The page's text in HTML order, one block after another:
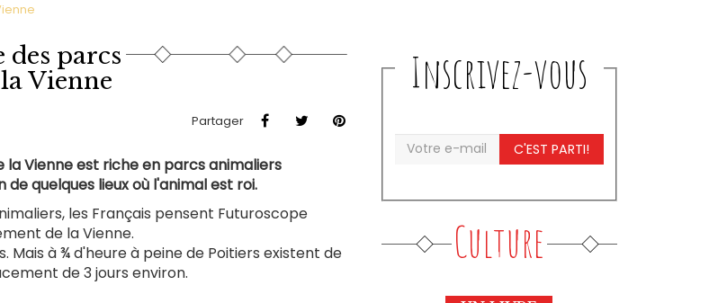
des parcs
Vienne
Partager
la Vienne est riche en parcs animaliers
quelques lieux où l'animal est roi.
les Français pensent Futuroscope
de la Vienne.
Mais à ¾ d'heure à peine de Poitiers existent de
de 3 jours environ.
Inscrivez-vous
C'EST PARTI!
Culture